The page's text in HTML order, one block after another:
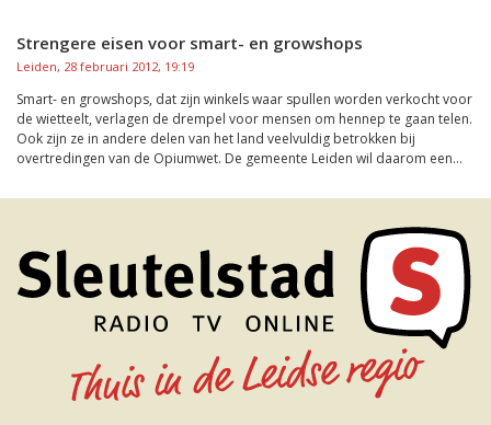
Strengere eisen voor smart- en growshops
Leiden, 28 februari 2012, 19:19
Smart- en growshops, dat zijn winkels waar spullen worden verkocht voor
de wietteelt, verlagen de drempel voor mensen om hennep te gaan telen.
Ook zijn ze in andere delen van het land veelvuldig betrokken bij
overtredingen van de Opiumwet. De gemeente Leiden wil daarom een...